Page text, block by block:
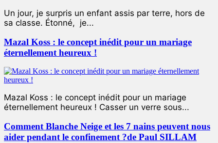
Un jour, je surpris un enfant assis par terre, hors de
sa classe. Étonné, je...
Mazal Koss : le concept inédit pour un mariage
éternellement heureux !
Mazal Koss : le concept inédit pour un mariage
éternellement heureux ! Casser un verre sous...
Comment Blanche Neige et les 7 nains peuvent nous
aider pendant le confinement ?de Paul SILLAM